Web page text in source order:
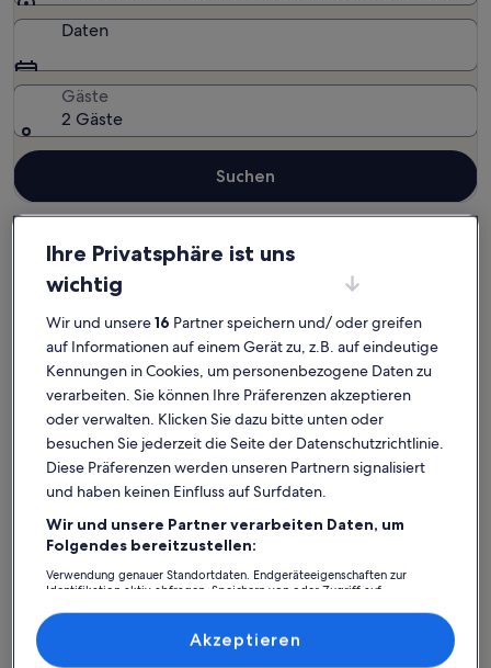
Daten
Gäste
2 Gäste
Suchen
Ostholstein Ferienunterkünfte mit Pool in Timmendorfer Strand
Timmendorfer Strand: Entdecke
Ferienunterkünfte mit Pool
Weitere Infos zu Gemütliches, neu renoviertes Luxus-
Ihre Privatsphäre ist uns
wichtig
Wir und unsere16 Partner speichern und/ oder greifen
auf Informationen auf einem Gerät zu, z.B. auf eindeutige
Kennungen in Cookies, um personenbezogene Daten zu
verarbeiten. Sie können Ihre Präferenzen akzeptieren
oder verwalten. Klicken Sie dazu bitte unten oder
besuchen Sie jederzeit die Seite der Datenschutzrichtlinie.
Diese Präferenzen werden unseren Partnern signalisiert
und haben keinen Einfluss auf Surfdaten.
Wir und unsere Partner verarbeiten Daten, um
Folgendes bereitzustellen:
Verwendung genauer Standortdaten. Endgeräteeigenschaften zur
Identifikation aktiv abfragen. Speichern von oder Zugriff auf
Inhalte, Messung von Werbeleistung und der Performance von Inhalten,
Zielgruppenforschung sowie Entwicklung und Verbesserung von
Akzeptieren